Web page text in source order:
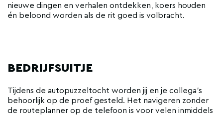
nieuwe dingen en verhalen ontdekken, koers houden
én beloond worden als de rit goed is volbracht.
BEDRIJFSUITJE
Tijdens de autopuzzeltocht worden jij en je collega's
behoorlijk op de proef gesteld. Het navigeren zonder
de routeplanner op de telefoon is voor velen inmiddels